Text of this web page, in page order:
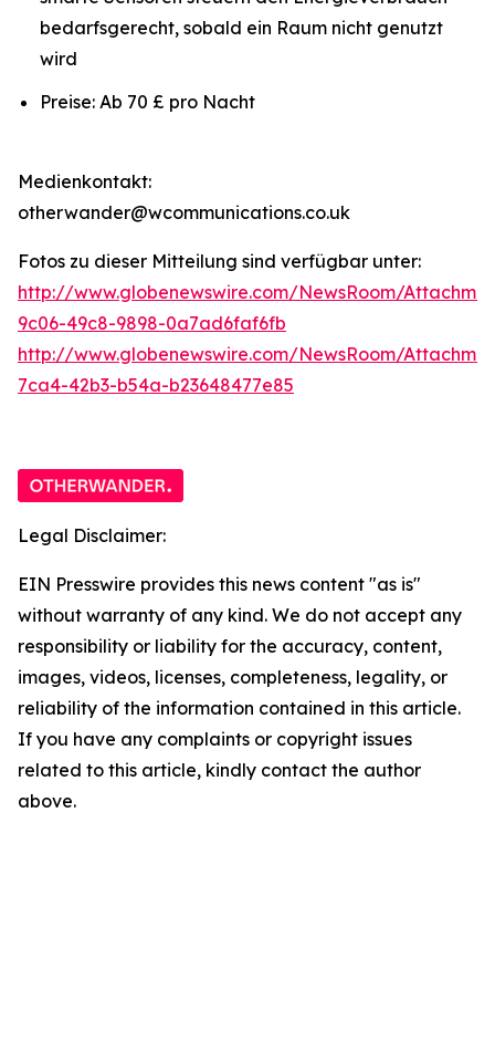
bedarfsgerecht, sobald ein Raum nicht genutzt
wird
Preise: Ab 70 £ pro Nacht
Medienkontakt:
otherwander@wcommunications.co.uk
Fotos zu dieser Mitteilung sind verfügbar unter:
http://www.globenewswire.com/NewsRoom/
9c06-49c8-9898-0a7ad6faf6fb
http://www.globenewswire.com/NewsRoom/
7ca4-42b3-b54a-b23648477e85
Legal Disclaimer:
EIN Presswire provides this news content "as is"
without warranty of any kind. We do not accept any
responsibility or liability for the accuracy, content,
images, videos, licenses, completeness, legality, or
reliability of the information contained in this article.
If you have any complaints or copyright issues
related to this article, kindly contact the author
above.